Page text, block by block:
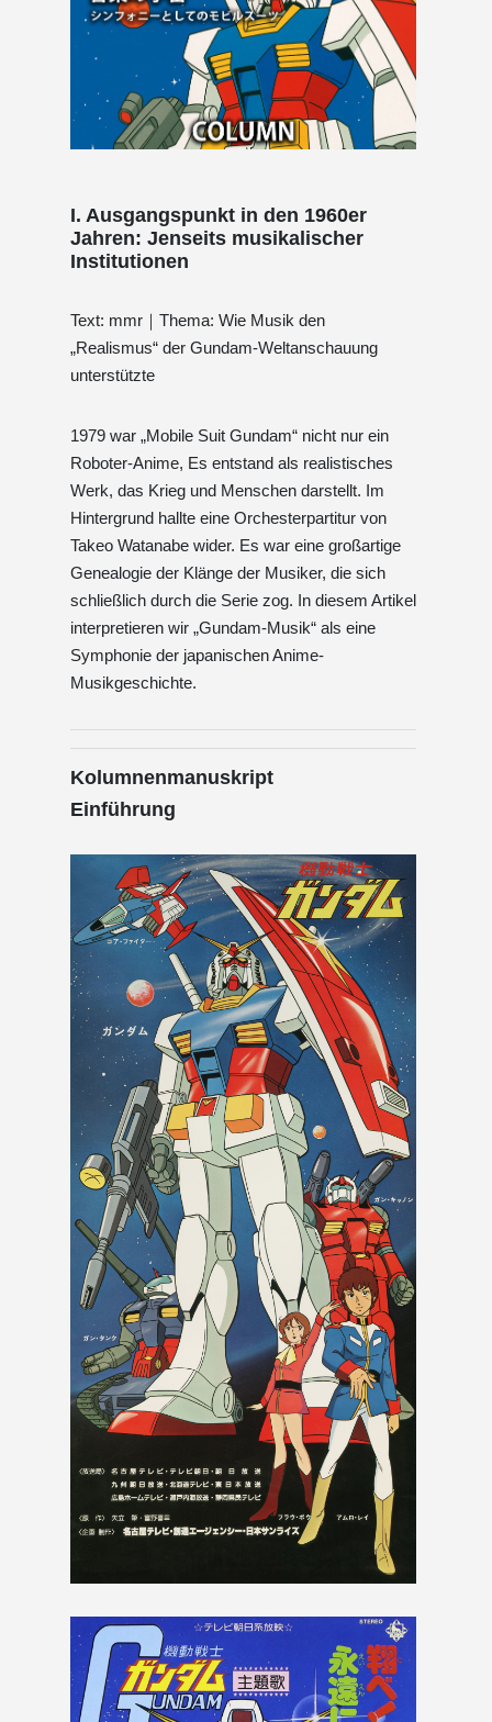
I. Ausgangspunkt in den 1960er
Jahren: Jenseits musikalischer
Institutionen
Text: mmr｜Thema: Wie Musik den
„Realismus“ der Gundam-Weltanschauung
unterstützte
1979 war „Mobile Suit Gundam“ nicht nur ein
Roboter-Anime, Es entstand als realistisches
Werk, das Krieg und Menschen darstellt. Im
Hintergrund hallte eine Orchesterpartitur von
Takeo Watanabe wider. Es war eine großartige
Genealogie der Klänge der Musiker, die sich
schließlich durch die Serie zog. In diesem Artikel
interpretieren wir „Gundam-Musik“ als eine
Symphonie der japanischen Anime-
Musikgeschichte.
Kolumnenmanuskript
Einführung